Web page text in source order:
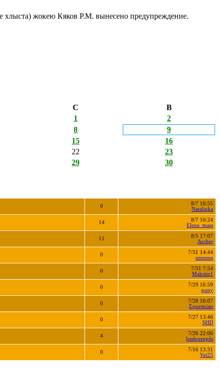
хлыста) жокею Кяков Р.М. вынесено предупреждение.
С
В
1
2
8
9
15
16
22
23
29
30
0
8/7 10:55
Natalinka
14
8/7 10:24
Elena_mass
11
8/5 17:07
Archer
0
7/31 14:44
nnnnnn
0
7/31 7:54
Maksim1
0
7/29 16:59
pony
0
7/28 16:07
Equestrian
0
7/27 13:46
SHD
4
7/26 22:06
bashremgds
0
7/16 13:31
Vet25